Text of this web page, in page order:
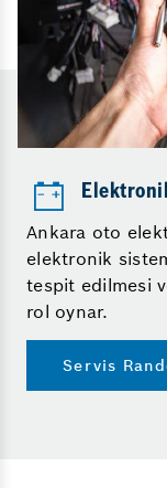
Ankara oto
elektronik
tespit edilmesi
rol oynar.
Servis